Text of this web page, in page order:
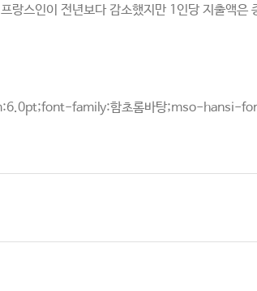
스인이 전년보다 감소했지만 1인당 지출액은
family:함초롬바탕;mso-hansi-